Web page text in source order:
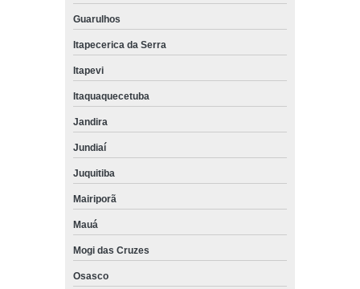
Guarulhos
Itapecerica da Serra
Itapevi
Itaquaquecetuba
Jandira
Jundiaí
Juquitiba
Mairiporã
Mauá
Mogi das Cruzes
Osasco